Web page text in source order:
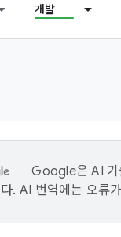
개발
Google은 AI 기
. AI 번역에는 오류